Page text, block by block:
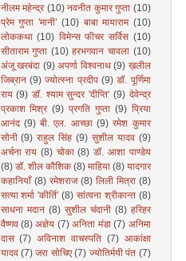
नीलम महेन्द्र (10) नवनीत कुमार गुप्ता (10)
प्रेम गुप्ता 'मानी’ (10) बाबा मायाराम (10)
लोककथा (10) विमेन्स फीचर सर्विस (10)
सीताराम गुप्ता (10) हरभगवान चावला (10)
अंजू खरबंदा (9) अपर्णा विश्वनाथ (9) ख़लील
जिब्रान (9) ज्योत्स्ना प्रदीप (9) डॉ. पूर्णिमा
राय (9) डॉ. श्याम सुन्दर 'दीप्ति' (9) देवेन्द्र
प्रकाश मिश्र (9) प्रगति गुप्ता (9) प्रिया
आनंद (9) बी. एल. आच्छा (9) रमेश कुमार
सोनी (9) राहुल सिंह (9) सुशील यादव (9)
अर्चना राय (8) चोका (8) डॉ. आशा पाण्डेय
(8) डॉ. शील कौशिक (8) माहिया (8) यादगार
कहानियाँ (8) रमेशराज (8) लिली मित्रा (8)
सत्या शर्मा 'कीर्ति' (8) सांत्वना श्रीकान्त (8)
साधना मदान (8) सुशील चंदानी (8) हरिहर
वैष्णव (8) अज्ञेय (7) अनिता मंडा (7) अनिमा
दास (7) अविनाश वाचस्पति (7) आकांक्षा
यादव (7) जरा सोचिए (7) ज्योतिर्मयी पंत (7)